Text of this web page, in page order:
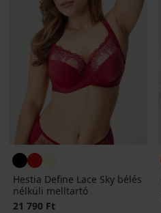
Hestia Define Lace Sky bélés
nélküli melltartó
21 790 Ft